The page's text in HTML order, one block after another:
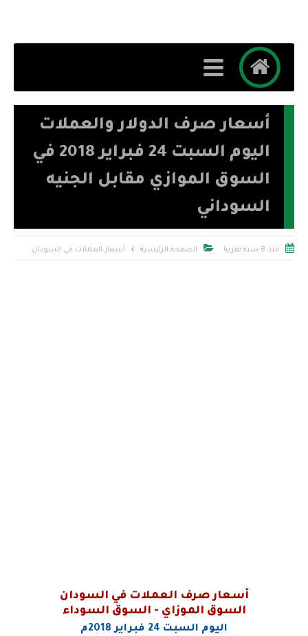
أسعار صرف الدولار والعملات
اليوم السبت 24 فبراير 2018 في
السوق الموازي مقابل الجنيه
السوداني
 منذ 8 سنة تقريبا  الصفحة الرئيسية أسعار العملات في السودان
أسعار صرف العملات في السودان
السوق الموزاي - السوق السوداء
اليوم السبت فبراير2018م